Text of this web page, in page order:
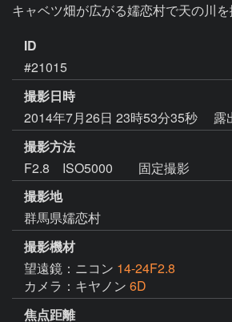
キャベツ畑が広がる嬬恋村で天の川を
ID
#21015
撮影日時
2014年7月26日 23時53分35秒
露
撮影方法
F2.8 ISO5000 固定撮影
撮影地
群馬県嬬恋村
撮影機材
望遠鏡：ニコン 14-24F2.8
カメラ：キヤノン 6D
焦点距離